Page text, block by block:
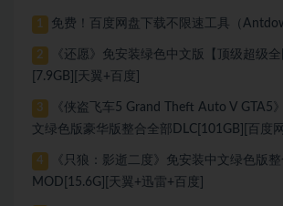
1 免费！百度网盘下载不限速工具（
2
《还愿》免安装绿色中文版【顶级超级全
[7.9GB][天翼+百度]
3
《侠盗飞车5 Grand Theft Auto V GTA5
文绿色版豪华版整合全部DLC[101GB][百度网
4
《只狼：影逝二度》免安装中文绿色版
MOD[15.6G][天翼+迅雷+百度]